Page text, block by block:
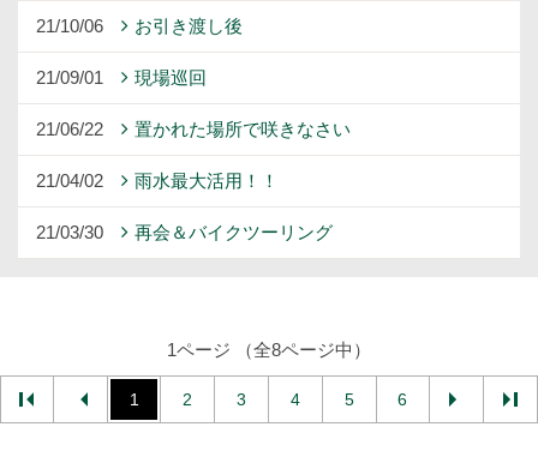
21/10/06 お引き渡し後
21/09/01 現場巡回
21/06/22 置かれた場所で咲きなさい
21/04/02 雨水最大活用！！
21/03/30 再会＆バイクツーリング
1ページ （全8ページ中）
1 2 3 4 5 6